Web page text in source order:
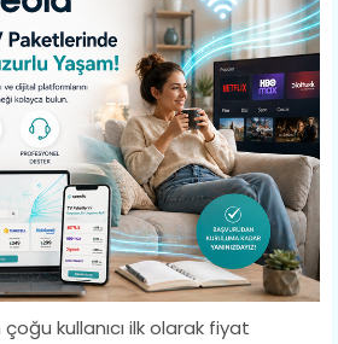
kullanıcı ilk olarak fiyat